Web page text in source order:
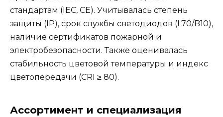
стандартам (IEC, CE). Учитывалась степень
защиты (IP), срок службы светодиодов (L70/B10),
наличие сертификатов пожарной и
электробезопасности. Также оценивалась
стабильность цветовой температуры и индекс
цветопередачи (CRI ≥ 80).
Ассортимент и специализация